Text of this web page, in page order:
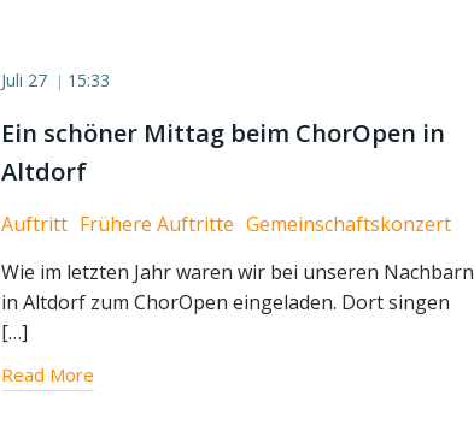
Juli 27 | 15:33
Ein schöner Mittag beim ChorOpen in
Altdorf
Auftritt Frühere Auftritte Gemeinschaftskonzert
Wie im letzten Jahr waren wir bei unseren Nachbarn
in Altdorf zum ChorOpen eingeladen. Dort singen
[…]
Read More